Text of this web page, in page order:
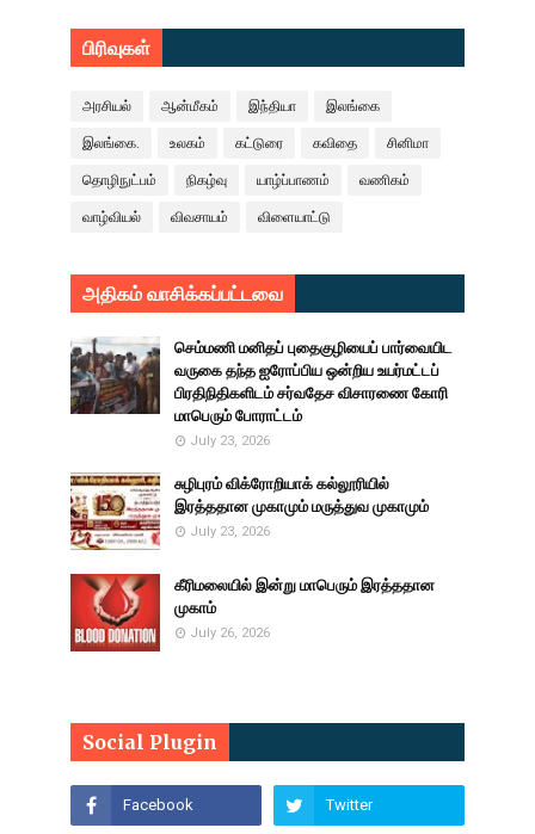
பிரிவுகள்
அரசியல் ஆன்மீகம் இந்தியா இலங்கை
இலங்கை. உலகம் கட்டுரை கவிதை சினிமா
தொழிநுட்பம் நிகழ்வு யாழ்ப்பாணம் வணிகம்
வாழ்வியல் விவசாயம் விளையாட்டு
அதிகம் வாசிக்கப்பட்டவை
செம்மணி மனிதப் புதைகுழியைப் பார்வையிட
வருகை தந்த ஐரோப்பிய ஒன்றிய உயர்மட்டப்
பிரதிநிதிகளிடம் சர்வதேச விசாரணை கோரி
மாபெரும் போராட்டம்
July 23, 2026
சுழிபுரம் விக்ரோறியாக் கல்லூரியில்
இரத்ததான முகாமும் மருத்துவ முகாமும்
July 23, 2026
கீரிமலையில் இன்று மாபெரும் இரத்ததான
முகாம்
July 26, 2026
Social Plugin